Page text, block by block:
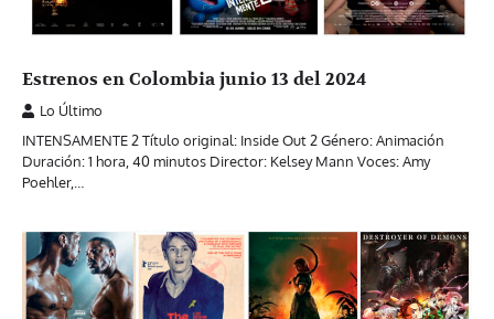
Estrenos en Colombia junio 13 del 2024
Lo Último
INTENSAMENTE 2 Título original: Inside Out 2 Género: Animación
Duración: 1 hora, 40 minutos Director: Kelsey Mann Voces: Amy
Poehler,…